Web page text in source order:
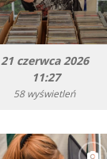
21 czerwca 2026
11:27
58 wyświetleń